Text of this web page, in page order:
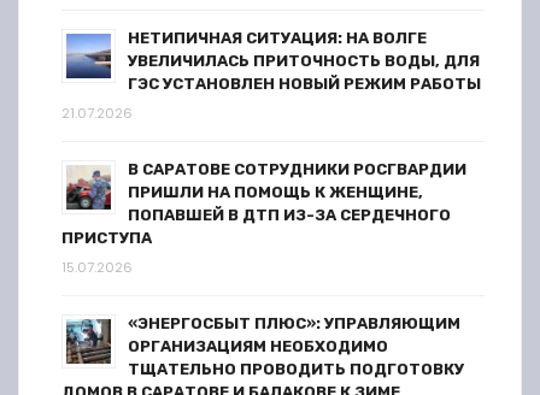
НЕТИПИЧНАЯ СИТУАЦИЯ: НА ВОЛГЕ
УВЕЛИЧИЛАСЬ ПРИТОЧНОСТЬ ВОДЫ, ДЛЯ
ГЭС УСТАНОВЛЕН НОВЫЙ РЕЖИМ РАБОТЫ
21.07.2026
В САРАТОВЕ СОТРУДНИКИ РОСГВАРДИИ
ПРИШЛИ НА ПОМОЩЬ К ЖЕНЩИНЕ,
ПОПАВШЕЙ В ДТП ИЗ-ЗА СЕРДЕЧНОГО
ПРИСТУПА
15.07.2026
«ЭНЕРГОСБЫТ ПЛЮС»: УПРАВЛЯЮЩИМ
ОРГАНИЗАЦИЯМ НЕОБХОДИМО
ТЩАТЕЛЬНО ПРОВОДИТЬ ПОДГОТОВКУ